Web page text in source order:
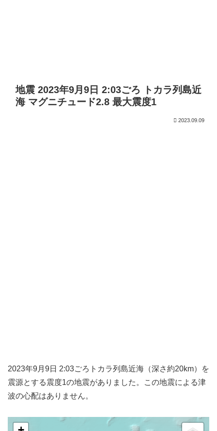
地震 2023年9月9日 2:03ごろ トカラ列島近
海 マグニチュード2.8 最大震度1
2023.09.09
2023年9月9日 2:03ごろトカラ列島近海（深さ約20km）を
震源とする震度1の地震がありました。この地震による津
波の心配はありません。